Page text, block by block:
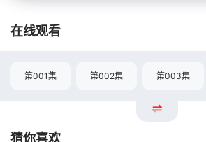
在线观看
第001集 第002集 第003集
猜你喜欢